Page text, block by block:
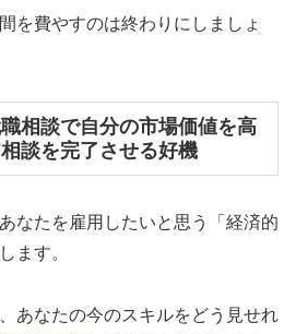
を費やすのは終わりにしましょ
相談で自分の市場価値を高
談を完了させる好機
なたを雇用したいと思う「経済的
ます。
あなたの今のスキルをどう見せれ